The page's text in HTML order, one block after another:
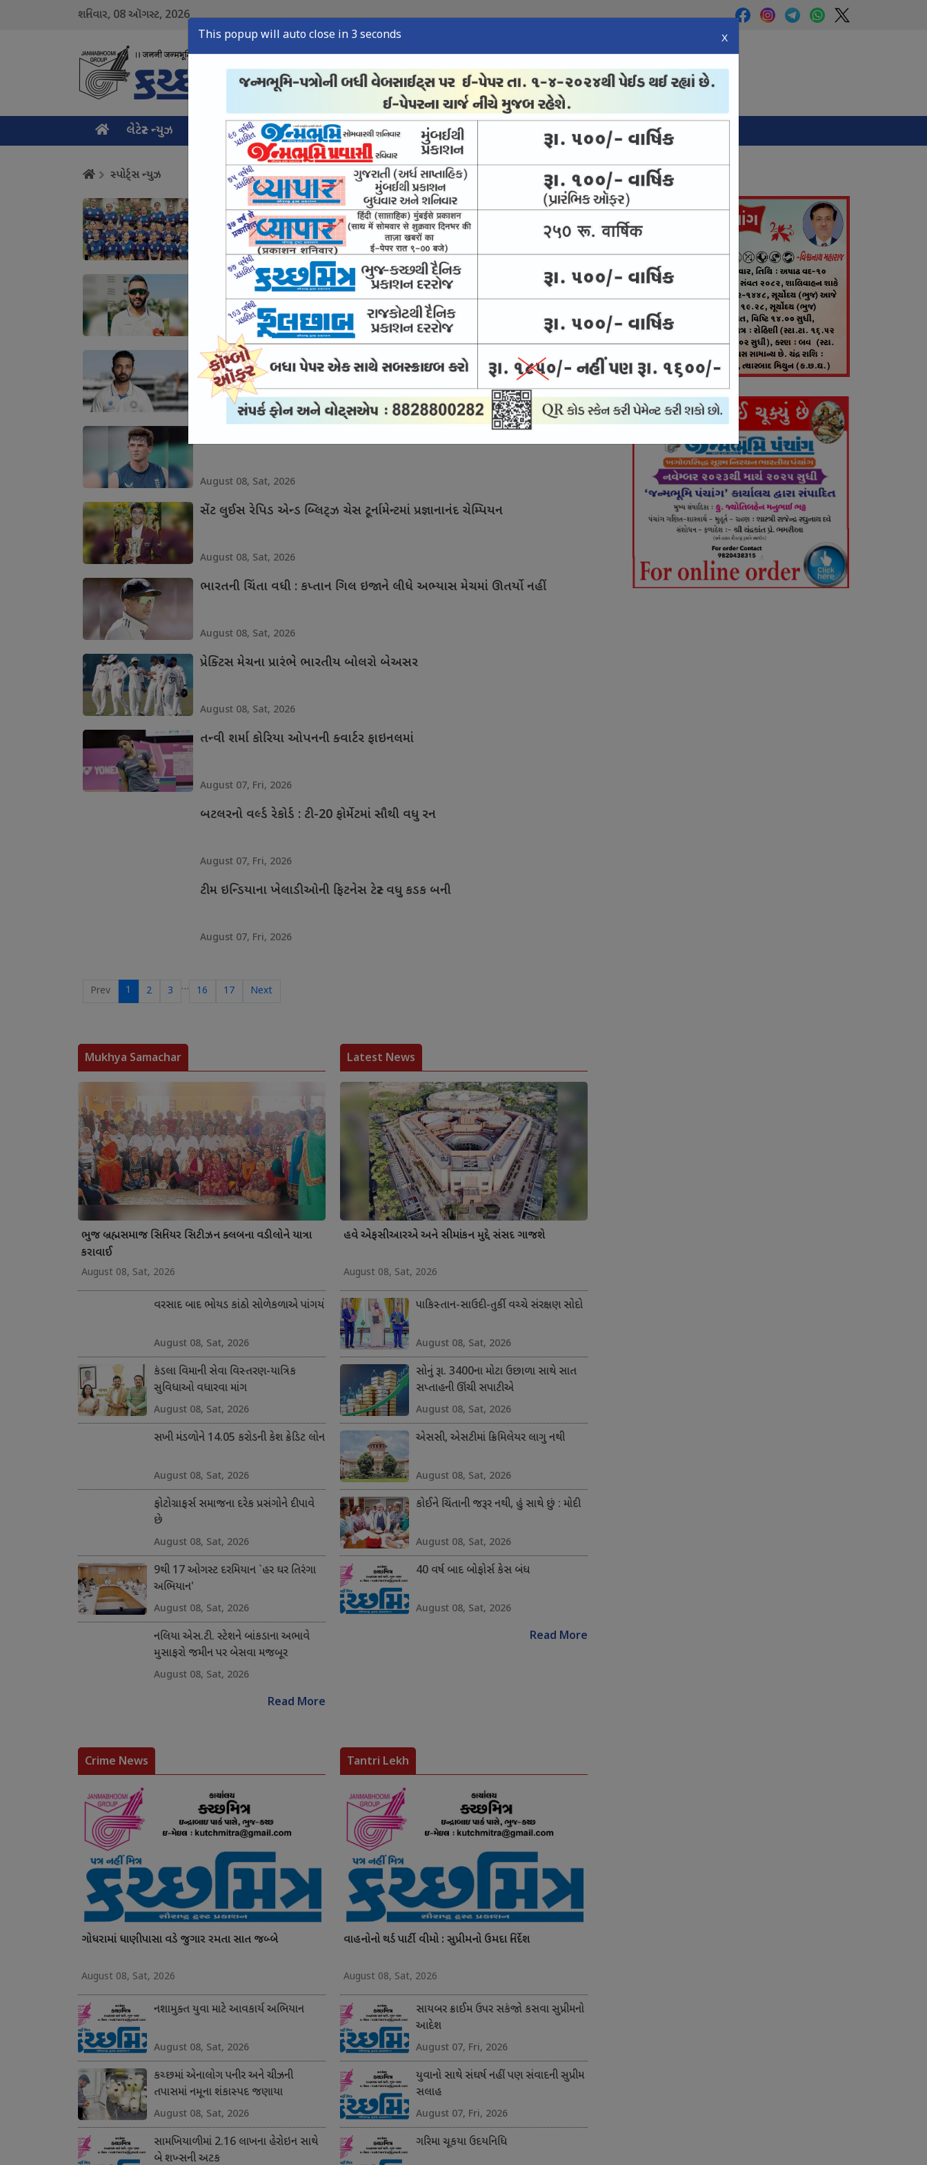
શનિવાર, 08ઑગસ્ટ, 2026
લેટેસ્ટ ન્યુઝ મુખ્ય સમાચાર ક્રાઇમ ન્યુઝ સ્પોર્ટ્સ ન્યુઝ તંત્રી લેખ ઈ-પેપર
This popup will auto close in 2 seconds X
સ્પોર્ટ્સ ન્યુઝ
ભુજ સ્વામિનારાયણ કન્યા મંદિરની 21 વિદ્યાર્થિની પર ચંદ્રકોની વર્ષા
August 08, Sat, 2026
અનુભવી સ્પિનર ધર્મેન્દ્ર જાડેજાનો સૌરાષ્ટ્ર ટીમ છોડવાનો ચોંકાવનારો નિર્ણય
August 08, Sat, 2026
રહાણે ઇટીપીએલ ટી-20 લીગ સાથે જોડાયો
August 08, Sat, 2026
August 08, Sat, 2026
સેંટ લુઈસ રેપિડ એન્ડ બ્લિટ્ઝ ચેસ ટૂર્નામેન્ટમાં પ્રજ્ઞાનાનંદ ચેમ્પિયન
August 08, Sat, 2026
ભારતની ચિંતા વધી : કપ્તાન ગિલ ઇજાને લીધે અભ્યાસ મેચમાં ઊતર્યો નહીં
August 08, Sat, 2026
પ્રેક્ટિસ મેચના પ્રારંભે ભારતીય બોલરો બેઅસર
August 08, Sat, 2026
તન્વી શર્મા કોરિયા ઓપનની ક્વાર્ટર ફાઇનલમાં
August 07, Fri, 2026
બટલરનો વર્લ્ડ રેકોર્ડ : ટી-20 ફોર્મેટમાં સૌથી વધુ રન
August 07, Fri, 2026
ટીમ ઇન્ડિયાના ખેલાડીઓની ફિટનેસ ટેસ્ટ વધુ કડક બની
August 07, Fri, 2026
Prev 1 2 3 … 16 17 Next
Panchang
Mukhya Samachar
ભુજ બ્રહ્મસમાજ સિનિયર સિટીઝન ક્લબના વડીલોને યાત્રા
કરાવાઈ
August 08, Sat, 2026
વરસાદ બાદ ભોયડ કાંઠો સોળેકળાએ પાંગર્યો
August 08, Sat, 2026
કંડલા વિમાની સેવા વિસ્તરણ-યાત્રિક
સુવિધાઓ વધારવા માંગ
August 08, Sat, 2026
સખી મંડળોને 14.05 કરોડની કેશ ક્રેડિટ લોન
August 08, Sat, 2026
ફોટોગ્રાફર્સ સમાજના દરેક પ્રસંગોને દીપાવે
છે
August 08, Sat, 2026
9થી 17 ઓગસ્ટ દરમિયાન `હર ઘર તિરંગા
અભિયાન'
August 08, Sat, 2026
નલિયા એસ.ટી. સ્ટેશને બાંકડાના અભાવે
મુસાફરો જમીન પર બેસવા મજબૂર
August 08, Sat, 2026
Read More
Latest News
હવે એફસીઆરએ અને સીમાંકન મુદ્દે સંસદ ગાજશે
August 08, Sat, 2026
પાકિસ્તાન-સાઉદી-તુર્કી વચ્ચે સંરક્ષણ સોદો
August 08, Sat, 2026
સોનું રૂા. 3400ના મોટા ઉછાળા સાથે સાત
સપ્તાહની ઊંચી સપાટીએ
August 08, Sat, 2026
એસસી, એસટીમાં ક્રિમિલેયર લાગુ નથી
August 08, Sat, 2026
કોઈને ચિંતાની જરૂર નથી, હું સાથે છું : મોદી
August 08, Sat, 2026
40 વર્ષ બાદ બોફોર્સ કેસ બંધ
August 08, Sat, 2026
Read More
Crime News
ગોધરામાં ધાણીપાસા વડે જુગાર રમતા સાત જબ્બે
August 08, Sat, 2026
નશામુક્ત યુવા માટે આવકાર્ય અભિયાન
August 08, Sat, 2026
કચ્છમાં એનાલોગ પનીર અને ચીઝની
તપાસમાં નમૂના શંકાસ્પદ જણાયા
August 08, Sat, 2026
સામખિયાળીમાં 2.16 લાખના હેરોઇન સાથે
બે શખ્સની અટક
Tantri Lekh
વાહનોનો થર્ડ પાર્ટી વીમો : સુપ્રીમનો ઉમદા નિર્દેશ
August 08, Sat, 2026
સાયબર ક્રાઈમ ઉપર સકંજો કસવા સુપ્રીમનો
આદેશ
August 07, Fri, 2026
યુવાનો સાથે સંઘર્ષ નહીં પણ સંવાદની સુપ્રીમ
સલાહ
August 07, Fri, 2026
ગરિમા ચૂકયા ઉદયનિધિ